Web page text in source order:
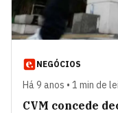
NEGÓCIOS
Há 9 anos • 1 min de
CVM concede